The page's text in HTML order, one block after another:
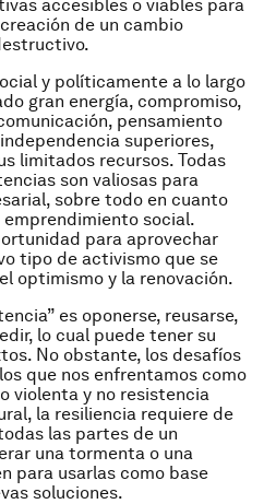
accesibles o viables para
de un cambio
y políticamente a lo largo
gran energía, compromiso,
pensamiento
superiores,
limitados recursos. Todas
son valiosas para
sobre todo en cuanto
social.
para aprovechar
tipo de activismo que se
optimismo y la renovación.
es oponerse, reusarse,
lo cual puede tener su
No obstante, los desafíos
que nos enfrentamos como
violenta y no resistencia
la resiliencia requiere de
las partes de un
una tormenta o una
para usarlas como base
soluciones.